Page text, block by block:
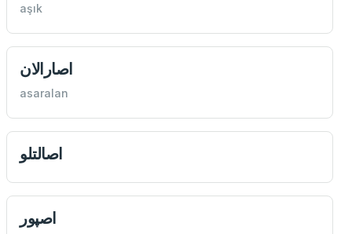
aşık
اصارالان
asaralan
اصالتلو
اصپور